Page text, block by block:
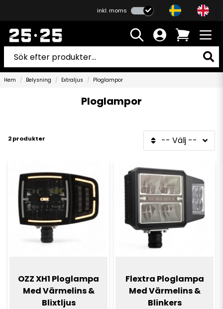
inkl. moms
Hem Belysning Extraljus Ploglampor
Ploglampor
2 produkter -- Välj --
OZZ XH1 Ploglampa
Med Värmelins &
Blixtljus
Flextra Ploglampa
Med Värmelins &
Blinkers